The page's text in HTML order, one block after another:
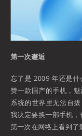
第一次邂逅
忘了是 2009 年还是
赞一款国产的手机，
系统的世界里无法自
我决定要换一部手机
第一次在网络上看到了